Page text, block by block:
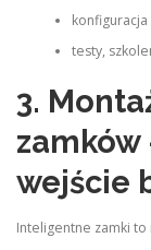
konfiguracja
testy,
3.
zamków
wejście
Inteligentne zamki